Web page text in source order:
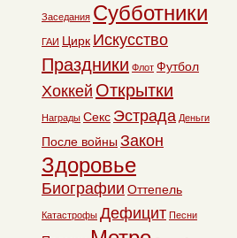
Заседания Субботники
ГАИ Цирк Искусство
Праздники Флот Футбол
Хоккей Открытки
Награды Секс Эстрада Деньги
После войны Закон
Здоровье
Биографии Оттепель
Катастрофы Дефицит Песни